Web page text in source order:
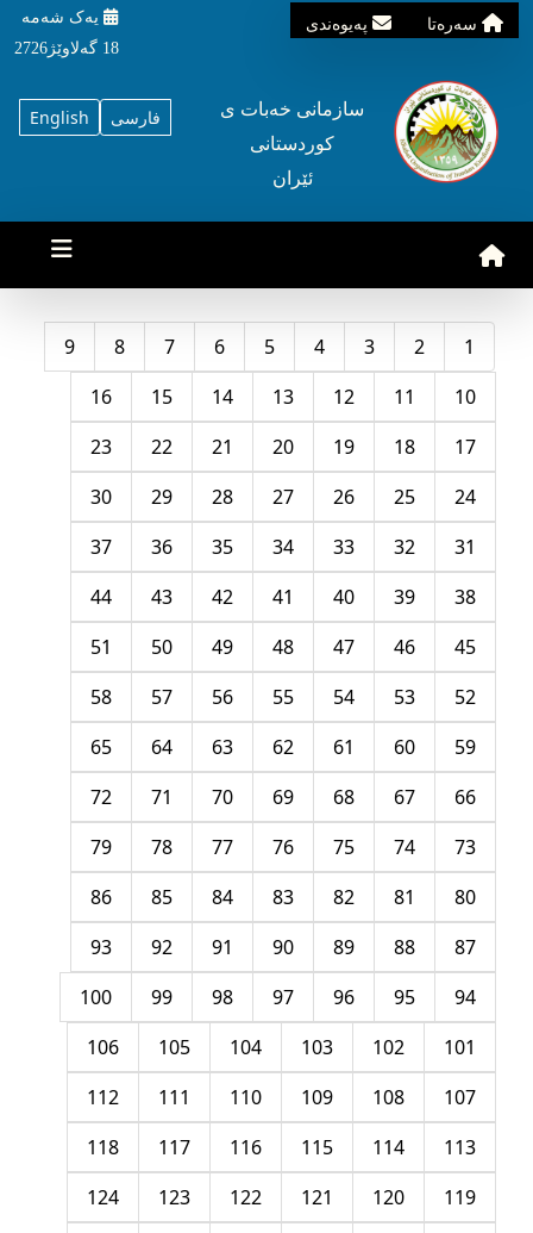
سه‌ره‌تا په‌یوه‌ندی
یه‌ک شه‌مه‌
18 گه‌لاوێژ2726
English فارسی
سازمانی خه‌بات ی
کوردستانی
ئێران
1
2
3
4
5
6
7
8
9
10
11
12
13
14
15
16
17
18
19
20
21
22
23
24
25
26
27
28
29
30
31
32
33
34
35
36
37
38
39
40
41
42
43
44
45
46
47
48
49
50
51
52
53
54
55
56
57
58
59
60
61
62
63
64
65
66
67
68
69
70
71
72
73
74
75
76
77
78
79
80
81
82
83
84
85
86
87
88
89
90
91
92
93
94
95
96
97
98
99
100
101
102
103
104
105
106
107
108
109
110
111
112
113
114
115
116
117
118
119
120
121
122
123
124